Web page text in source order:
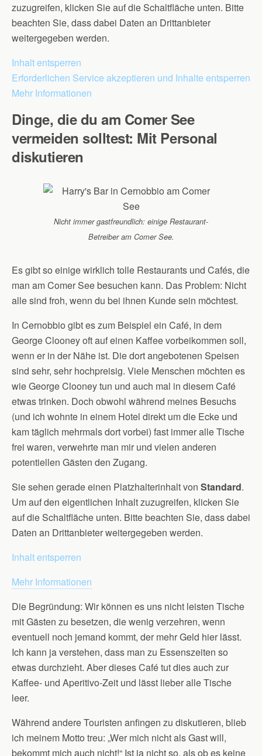
zuzugreifen, klicken Sie auf die Schaltfläche unten. Bitte
beachten Sie, dass dabei Daten an Drittanbieter
weitergegeben werden.
Inhalt entsperren
Erforderlichen Service akzeptieren und Inhalte entsperren
Mehr Informationen
Dinge, die du am Comer See
vermeiden solltest: Mit Personal
diskutieren
Nicht immer gastfreundlich: einige Restaurant-
Betreiber am Comer See.
Es gibt so einige wirklich tolle Restaurants und Cafés, die
man am Comer See besuchen kann. Das Problem: Nicht
alle sind froh, wenn du bei ihnen Kunde sein möchtest.
In Cernobbio gibt es zum Beispiel ein Café, in dem
George Clooney oft auf einen Kaffee vorbeikommen soll,
wenn er in der Nähe ist. Die dort angebotenen Speisen
sind sehr, sehr hochpreisig. Viele Menschen möchten es
wie George Clooney tun und auch mal in diesem Café
etwas trinken. Doch obwohl während meines Besuchs
(und ich wohnte in einem Hotel direkt um die Ecke und
kam täglich mehrmals dort vorbei) fast immer alle Tische
frei waren, verwehrte man mir und vielen anderen
potentiellen Gästen den Zugang.
Sie sehen gerade einen Platzhalterinhalt von Standard.
Um auf den eigentlichen Inhalt zuzugreifen, klicken Sie
auf die Schaltfläche unten. Bitte beachten Sie, dass dabei
Daten an Drittanbieter weitergegeben werden.
Inhalt entsperren
Mehr Informationen
Die Begründung: Wir können es uns nicht leisten Tische
mit Gästen zu besetzen, die wenig verzehren, wenn
eventuell noch jemand kommt, der mehr Geld hier lässt.
Ich kann ja verstehen, dass man zu Essenszeiten so
etwas durchzieht. Aber dieses Café tut dies auch zur
Kaffee- und Aperitivo-Zeit und lässt lieber alle Tische
leer.
Während andere Touristen anfingen zu diskutieren, blieb
ich meinem Motto treu: „Wer mich nicht als Gast will,
bekommt mich auch nicht!“ Ist ja nicht so, als ob es keine